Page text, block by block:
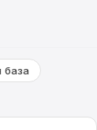
база